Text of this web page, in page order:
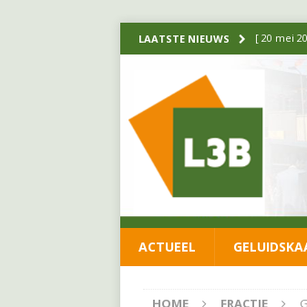
LAATSTE NIEUWS [ 20 mei
[ 14 mei
[ 1 april
[ 11 juni
ACTUEEL
HOME FRACTIE